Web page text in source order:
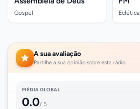
Gospel Eclética
A sua avaliação
Partilhe a sua opinião sobre esta rádio
MÉDIA GLOBAL
0.0/ 5